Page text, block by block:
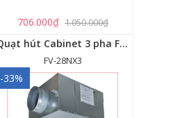
706.000₫ 1.050.000₫
Quạt hút Cabinet 3 pha FV‑28NX3
FV-28NX3
-33%